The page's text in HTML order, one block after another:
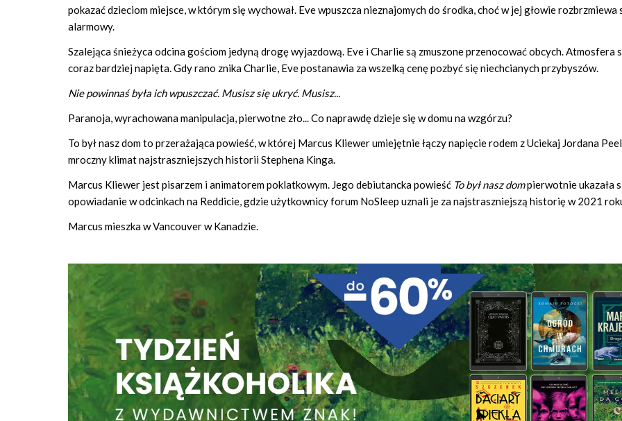
pokazać dzieciom miejsce, w którym się wychował. Eve wpuszcza nieznajomych do środka, choć w jej głowie rozbrzmiewa
alarmowy.
Szalejąca śnieżyca odcina gościom jedyną drogę wyjazdową. Eve i Charlie są zmuszone przenocować obcych. Atmosfera
coraz bardziej napięta. Gdy rano znika Charlie, Eve postanawia za wszelką cenę pozbyć się niechcianych przybyszów.
Nie powinnaś była ich wpuszczać. Musisz się ukryć. Musisz...
Paranoja, wyrachowana manipulacja, pierwotne zło... Co naprawdę dzieje się w domu na wzgórzu?
To był nasz dom to przerażająca powieść, w której Marcus Kliewer umiejętnie łączy napięcie rodem z Uciekaj Jordana
mroczny klimat najstraszniejszych historii Stephena Kinga.
Marcus Kliewer jest pisarzem i animatorem poklatkowym. Jego debiutancka powieść To był nasz dompierwotnie ukazała
opowiadanie w odcinkach na Reddicie, gdzie użytkownicy forum NoSleep uznali je za najstraszniejszą historię w 2021
Marcus mieszka w Vancouver w Kanadzie.